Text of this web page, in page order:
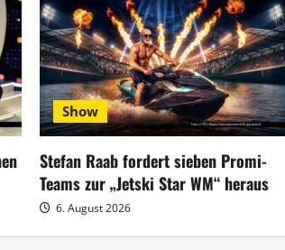
Show
Stefan Raab fordert sieben Promi-
Teams zur „Jetski Star WM“ heraus
6. August 2026